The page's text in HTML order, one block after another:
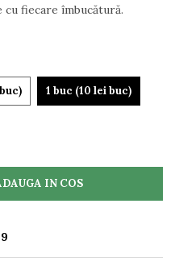
fiecare îmbucătură.
1 buc (10 lei buc)
IN COS